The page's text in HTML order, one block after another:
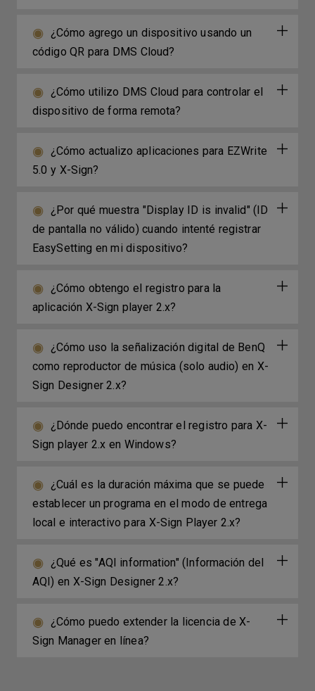
¿Cómo agrego un dispositivo usando un
código QR para DMS Cloud?
¿Cómo utilizo DMS Cloud para controlar el
dispositivo de forma remota?
¿Cómo actualizo aplicaciones para EZWrite
5.0 y X-Sign?
¿Por qué muestra "Display ID is invalid" (ID
de pantalla no válido) cuando intenté registrar
EasySetting en mi dispositivo?
¿Cómo obtengo el registro para la
aplicación X-Sign player 2.x?
¿Cómo uso la señalización digital de BenQ
como reproductor de música (solo audio) en X-
Sign Designer 2.x?
¿Dónde puedo encontrar el registro para X-
Sign player 2.x en Windows?
¿Cuál es la duración máxima que se puede
establecer un programa en el modo de entrega
local e interactivo para X-Sign Player 2.x?
¿Qué es "AQI information" (Información del
AQI) en X-Sign Designer 2.x?
¿Cómo puedo extender la licencia de X-
Sign Manager en línea?